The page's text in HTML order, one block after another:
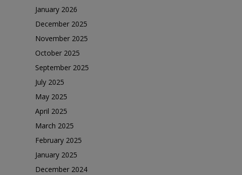
January 2026
December 2025
November 2025
October 2025
September 2025
July 2025
May 2025
April 2025
March 2025
February 2025
January 2025
December 2024